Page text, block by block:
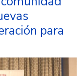
para